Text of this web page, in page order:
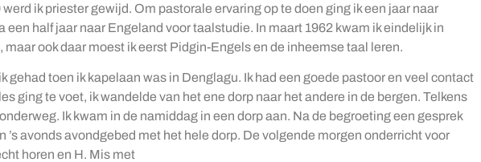
ik priester gewijd. Om pastorale ervaring op te doen ging ik een jaar naar
een half jaar naar Engeland voor taalstudie. In maart 1962 kwam ik eindelijk in
ook daar moest ik eerst Pidgin-Engels en de inheemse taal leren.
gehad toen ik kapelaan was in Denglagu. Ik had een goede pastoor en veel contact
ging te voet, ik wandelde van het ene dorp naar het andere in de bergen. Telkens
Ik kwam in de namiddag in een dorp aan. Na de begroeting een gesprek
’s avonds avondgebed met het hele dorp. De volgende morgen onderricht voor
horen en H. Mis met